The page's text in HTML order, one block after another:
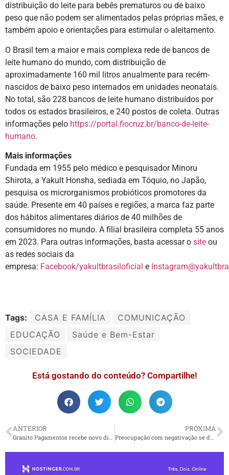
distribuição do leite para bebês prematuros ou de baixo
peso que não podem ser alimentados pelas próprias mães, e
também apoio e orientações para estimular o aleitamento.
O Brasil tem a maior e mais complexa rede de bancos de
leite humano do mundo, com distribuição de
aproximadamente 160 mil litros anualmente para recém-
nascidos de baixo peso internados em unidades neonatais.
No total, são 228 bancos de leite humano distribuídos por
todos os estados brasileiros, e 240 postos de coleta. Outras
informações pelo https://portal.fiocruz.br/banco-de-leite-
humano.
Mais informações
Fundada em 1955 pelo médico e pesquisador Minoru
Shirota, a Yakult Honsha, sediada em Tóquio, no Japão,
pesquisa os microrganismos probióticos promotores da
saúde. Presente em 40 países e regiões, a marca faz parte
dos hábitos alimentares diários de 40 milhões de
consumidores no mundo. A filial brasileira completa 55 anos
em 2023. Para outras informações, basta acessar o site ou
as redes sociais da
empresa: Facebook/yakultbrasiloficial e
Tags: CASA E FAMÍLIA
COMUNICAÇÃO
EDUCAÇÃO
Saúde e Bem-Estar
SOCIEDADE
Está gostando do conteúdo? Compartilhe!
ANTERIOR PRÓXIMA